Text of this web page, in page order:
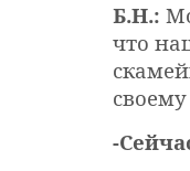
Б.Н.:
что
-